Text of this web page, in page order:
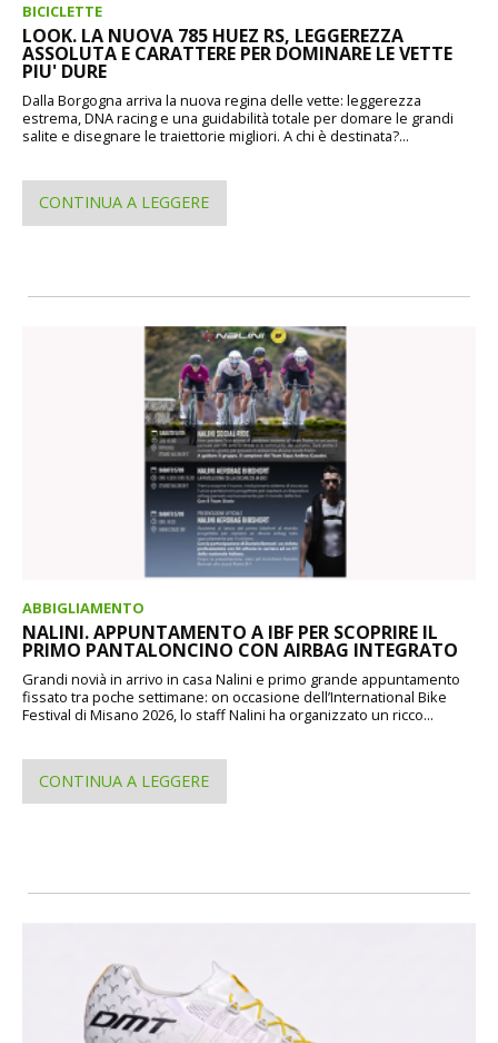
BICICLETTE
LOOK. LA NUOVA 785 HUEZ RS, LEGGEREZZA
ASSOLUTA E CARATTERE PER DOMINARE LE VETTE
PIU' DURE
Dalla Borgogna arriva la nuova regina delle vette: leggerezza
estrema, DNA racing e una guidabilità totale per domare le grandi
salite e disegnare le traiettorie migliori. A chi è destinata?...
CONTINUA A LEGGERE
ABBIGLIAMENTO
NALINI. APPUNTAMENTO A IBF PER SCOPRIRE IL
PRIMO PANTALONCINO CON AIRBAG INTEGRATO
Grandi novià in arrivo in casa Nalini e primo grande appuntamento
fissato tra poche settimane: on occasione dell’International Bike
Festival di Misano 2026, lo staff Nalini ha organizzato un ricco...
CONTINUA A LEGGERE